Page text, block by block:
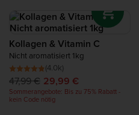
Protein für die Regeneration
Complete Food Shake
Proteinriegel
Protein Smoothie
Kollagen & Vitamin C
Nicht aromatisiert 1kg
(4.0k)
47,99 € 29,99 €
Sommerangebote: Bis zu 75% Rabatt -
kein Code nötig